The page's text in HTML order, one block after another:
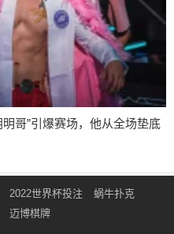
明哥”引爆赛场，他从全场垫底
2022世界杯投注
蜗牛扑克
迈博棋牌